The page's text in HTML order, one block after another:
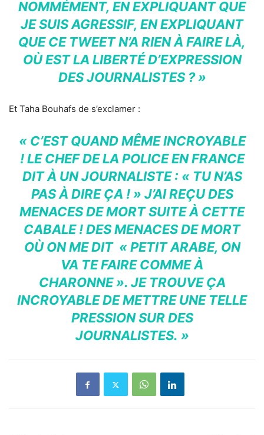
NOMMÉMENT, EN EXPLIQUANT QUE
JE SUIS AGRESSIF, EN EXPLIQUANT
QUE CE TWEET N’A RIEN À FAIRE LÀ,
OÙ EST LA LIBERTÉ D’EXPRESSION
DES JOURNALISTES ? »
Et Taha Bouhafs de s’exclamer :
« C’EST QUAND MÊME INCROYABLE
! LE CHEF DE LA POLICE EN FRANCE
DIT À UN JOURNALISTE : « TU N’AS
PAS À DIRE ÇA ! » J’AI REÇU DES
MENACES DE MORT SUITE À CETTE
CABALE ! DES MENACES DE MORT
OÙ ON ME DIT « PETIT ARABE, ON
VA TE FAIRE COMME À
CHARONNE ». JE TROUVE ÇA
INCROYABLE DE METTRE UNE TELLE
PRESSION SUR DES
JOURNALISTES. »